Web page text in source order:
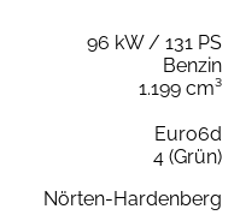
96 kW / 131 PS
Benzin
1.199 cm³
Euro6d
4 (Grün)
Nörten-Hardenberg